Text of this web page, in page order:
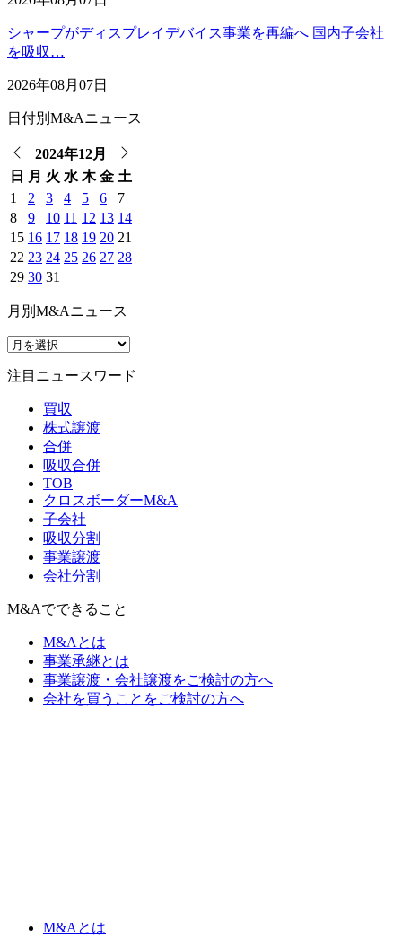
シャープがディスプレイデバイス事業を再編へ 国内子会社
を吸収…
2026年08月07日
日付別M&Aニュース
2024年12月
日
月 火 水 木 金 土
1
2 3 4 5 6
7
8
9 10 11 12 13 14
15 16 17 18 19 20 21
22 23 24 25 26 27 28
29 30 31
月別M&Aニュース
注目ニュースワード
買収
株式譲渡
合併
吸収合併
TOB
クロスボーダーM&A
子会社
吸収分割
事業譲渡
会社分割
M&Aでできること
M&Aとは
事業承継とは
事業譲渡・会社譲渡をご検討の方へ
会社を買うことをご検討の方へ
M&Aとは